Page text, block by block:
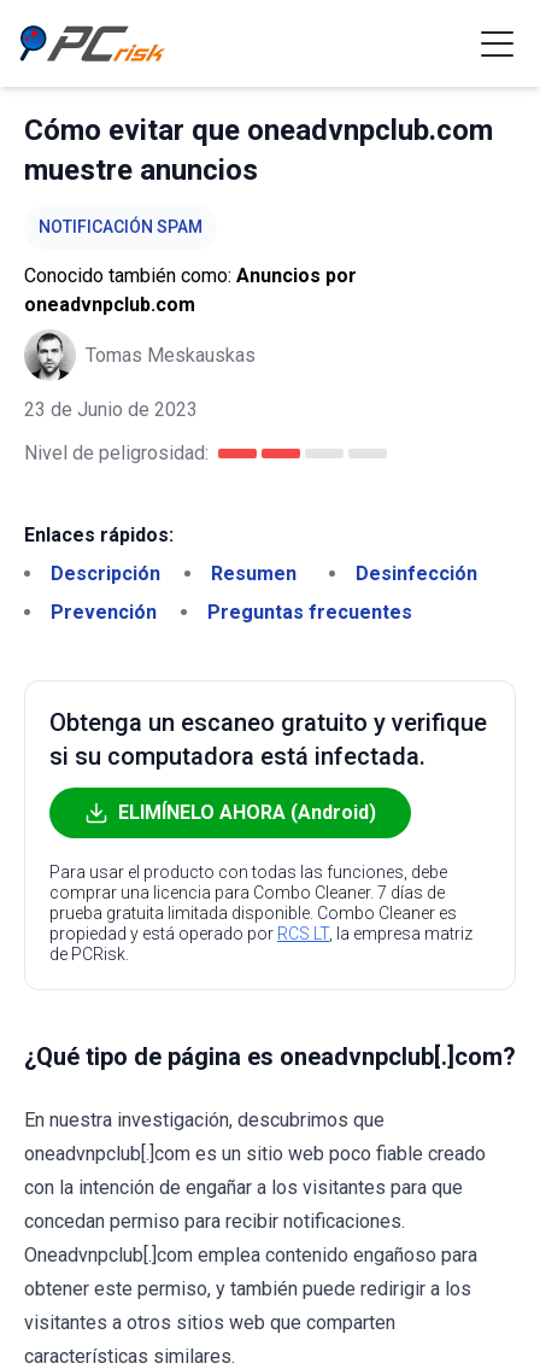
Cómo evitar que oneadvnpclub.com
muestre anuncios
NOTIFICACIÓN SPAM
Conocido también como: Anuncios por
oneadvnpclub.com
Tomas Meskauskas
23 de Junio de 2023
Nivel de peligrosidad:
Enlaces rápidos:
Descripción
Resumen
Desinfección
Prevención
Preguntas frecuentes
Obtenga un escaneo gratuito y verifique
si su computadora está infectada.
ELIMÍNELO AHORA (Android)
Para usar el producto con todas las funciones, debe
comprar una licencia para Combo Cleaner. 7 días de
prueba gratuita limitada disponible. Combo Cleaner es
propiedad y está operado por RCS LT, la empresa matriz
de PCRisk.
¿Qué tipo de página es oneadvnpclub[.]com?
En nuestra investigación, descubrimos que
oneadvnpclub[.]com es un sitio web poco fiable creado
con la intención de engañar a los visitantes para que
concedan permiso para recibir notificaciones.
Oneadvnpclub[.]com emplea contenido engañoso para
obtener este permiso, y también puede redirigir a los
visitantes a otros sitios web que comparten
características similares.